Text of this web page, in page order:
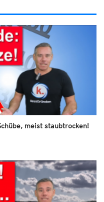
meist staubtrocken!